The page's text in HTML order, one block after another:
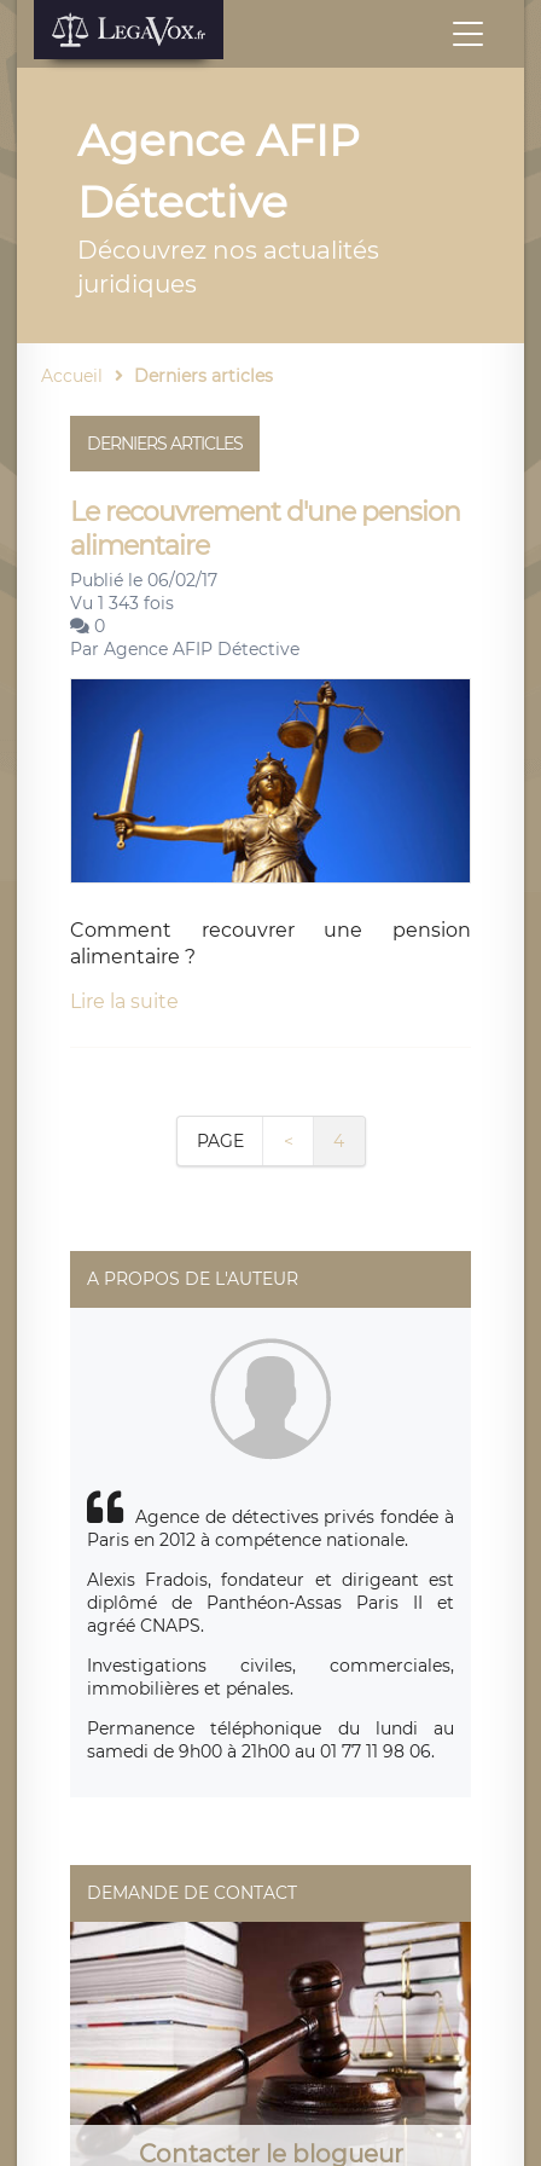
Agence AFIP
Détective
Découvrez nos actualités
juridiques
Accueil Derniers articles
DERNIERS ARTICLES
Le recouvrement d'une pension
alimentaire
Publié le 06/02/17
Vu 1 343 fois
0
Par Agence AFIP Détective
Comment recouvrer une pension
alimentaire ?
Lire la suite
PAGE < 4
A PROPOS DE L'AUTEUR
Agence de détectives privés fondée à
Paris en 2012 à compétence nationale.
Alexis Fradois, fondateur et dirigeant est
diplômé de Panthéon-Assas Paris II et
agréé CNAPS.
Investigations civiles, commerciales,
immobilières et pénales.
Permanence téléphonique du lundi au
samedi de 9h00 à 21h00 au 01 77 11 98 06.
DEMANDE DE CONTACT
Contacter le blogueur